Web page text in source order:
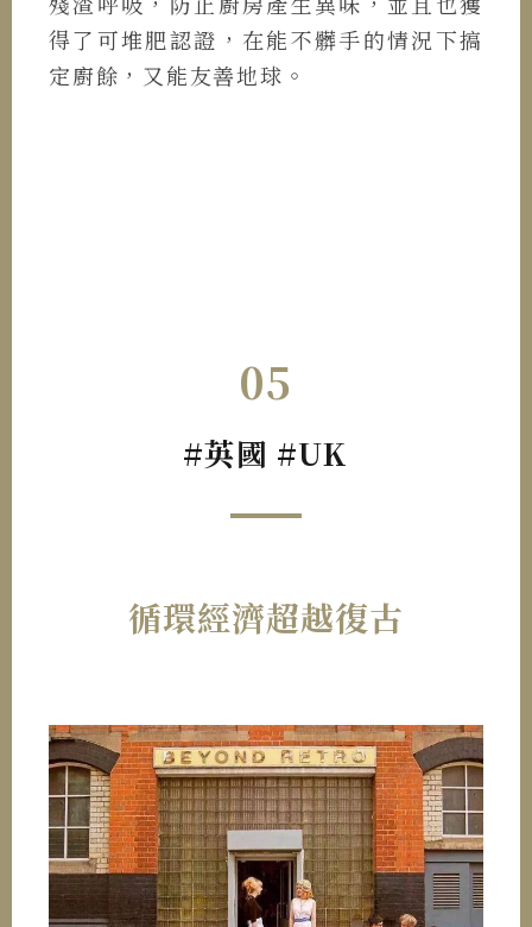
得了可堆肥認證，在能不髒手的情況下搞
定廚餘，又能友善地球。
05
#英國 #UK
循環經濟超越復古